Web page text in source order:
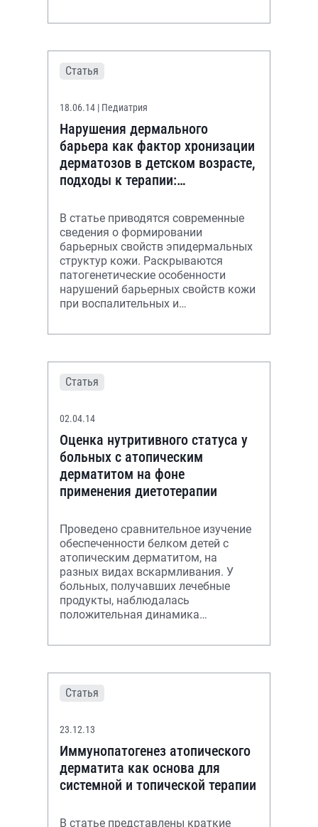
поддержания
Статья
18.06.14 | Педиатрия
Нарушения дермального
барьера как фактор хронизации
дерматозов в детском возрасте,
подходы к терапии:
инновации
В статье приводятся современные
сведения о формировании
барьерных свойств эпидермальных
структур кожи. Раскрываются
патогенетические особенности
нарушений барьерных свойств кожи
при воспалительных и
детском возрасте.
Статья
02.04.14
Оценка нутритивного статуса у
больных с атопическим
дерматитом на фоне
применения диетотерапии
Проведено сравнительное изучение
обеспеченности белком детей с
атопическим дерматитом, на
разных видах вскармливания. У
больных, получавших лечебные
продукты, наблюдалась
положительная динамика
преальбумина в сыворотке крови на
Статья
23.12.13
Иммунопатогенез атопического
дерматита как основа для
системной и топической терапии
В статье представлены краткие